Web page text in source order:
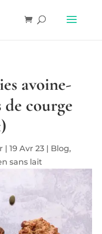
avoine-
de courge
| 19 Avr 23 | Blog,
sans lait